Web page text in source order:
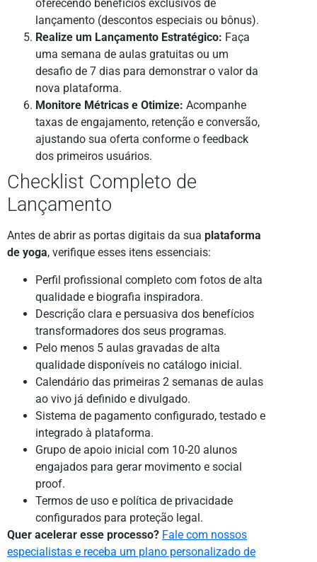
oferecendo benefícios exclusivos de
lançamento (descontos especiais ou bônus).
Realize um Lançamento Estratégico: Faça
uma semana de aulas gratuitas ou um
desafio de 7 dias para demonstrar o valor da
nova plataforma.
Monitore Métricas e Otimize: Acompanhe
taxas de engajamento, retenção e conversão,
ajustando sua oferta conforme o feedback
dos primeiros usuários.
Checklist Completo de
Lançamento
Antes de abrir as portas digitais da sua plataforma
de yoga, verifique esses itens essenciais:
Perfil profissional completo com fotos de alta
qualidade e biografia inspiradora.
Descrição clara e persuasiva dos benefícios
transformadores dos seus programas.
Pelo menos 5 aulas gravadas de alta
qualidade disponíveis no catálogo inicial.
Calendário das primeiras 2 semanas de aulas
ao vivo já definido e divulgado.
Sistema de pagamento configurado, testado e
integrado à plataforma.
Grupo de apoio inicial com 10-20 alunos
engajados para gerar movimento e social
proof.
Termos de uso e política de privacidade
configurados para proteção legal.
Quer acelerar esse processo? Fale com nossos
especialistas e receba um plano personalizado de